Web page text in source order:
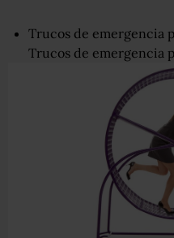
Trucos de emergencia
Trucos de emergencia